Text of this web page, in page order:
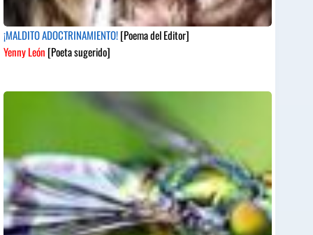
¡MALDITO ADOCTRINAMIENTO![Poema del Editor]
Yenny León [Poeta sugerido]